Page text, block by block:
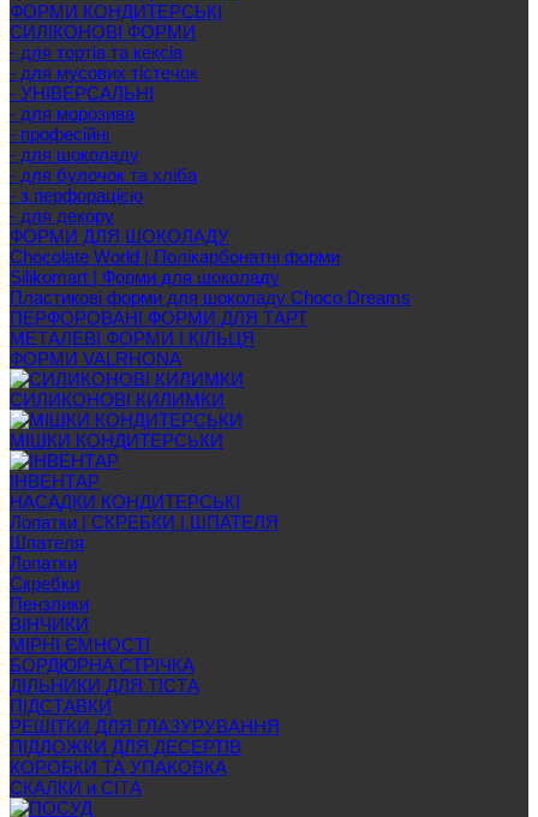
ФОРМИ КОНДИТЕРСЬКІ
СИЛІКОНОВІ ФОРМИ
- для тортів та кексів
- для мусових тістечок
- УНІВЕРСАЛЬНІ
- для морозива
- професійні
- для шоколаду
- для булочок та хліба
- з перфорацією
- для декору
ФОРМИ ДЛЯ ШОКОЛАДУ
Chocolate World | Полікарбонатні форми
Silikomart | Форми для шоколаду
Пластикові форми для шоколаду Choco Dreams
ПЕРФОРОВАНІ ФОРМИ ДЛЯ ТАРТ
МЕТАЛЕВІ ФОРМИ І КІЛЬЦЯ
ФОРМИ VALRHONA
СИЛИКОНОВІ КИЛИМКИ
МІШКИ КОНДИТЕРСЬКИ
ІНВЕНТАР
НАСАДКИ КОНДИТЕРСЬКІ
Лопатки | СКРЕБКИ | ШПАТЕЛЯ
Шпателя
Лопатки
Скребки
Пензлики
ВІНЧИКИ
МІРНІ ЄМНОСТІ
БОРДЮРНА СТРІЧКА
ДІЛЬНИКИ ДЛЯ ТІСТА
ПІДСТАВКИ
РЕШІТКИ ДЛЯ ГЛАЗУРУВАННЯ
ПІДЛОЖКИ ДЛЯ ДЕСЕРТІВ
КОРОБКИ ТА УПАКОВКА
СКАЛКИ и СІТА